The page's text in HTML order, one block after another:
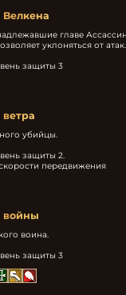
Велкена
главе
уклоняться от атак.
защиты 3
убийцы.
защиты 2.
передвижения
войны
воина.
защиты 3